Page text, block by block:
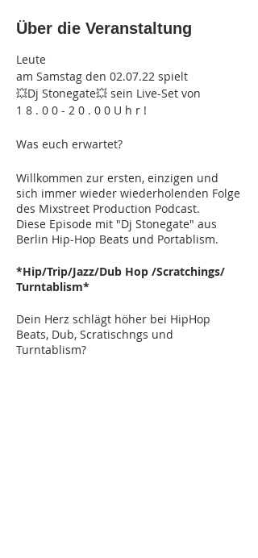
Über die Veranstaltung
Leute
am Samstag den 02.07.22 spielt
💥Dj Stonegate💥 sein Live-Set von
1 8 . 0 0 - 2 0 . 0 0 U h r !
Was euch erwartet?
Willkommen zur ersten, einzigen und
sich immer wieder wiederholenden Folge
des Mixstreet Production Podcast.
Diese Episode mit "Dj Stonegate" aus
Berlin Hip-Hop Beats und Portablism.
*Hip/Trip/Jazz/Dub Hop /Scratchings/
Turntablism*
Dein Herz schlägt höher bei HipHop
Beats, Dub, Scratischngs und
Turntablism?